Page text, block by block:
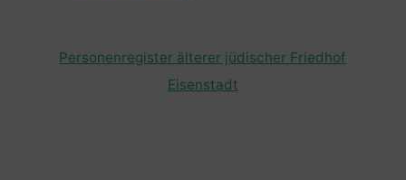
Personenregister älterer jüdischer Friedhof
Eisenstadt